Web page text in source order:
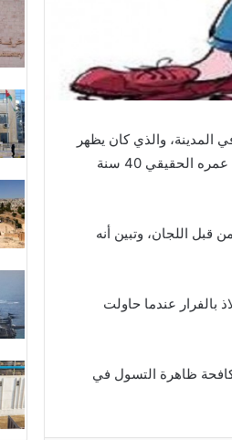
والذي كان يظهر
في شكل عجوز ويبيع الماء لركاب الحافلات عند الإشارات الضوئية، بينما يبلغ عمره الحقيقي 40 سنة
اللجان، وتبين أنه
بالفرار عندما حاولت
ظاهرة التسول في